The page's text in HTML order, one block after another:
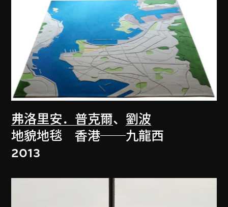
弗洛里安．普克爾、 劉波
地貌地毯 香港──九龍西
2013